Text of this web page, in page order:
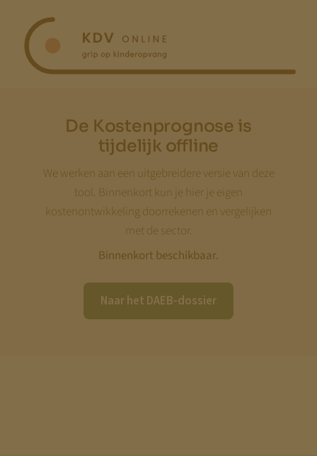
inhoud
De Kostenprognose is
tijdelijk offline
We werken aan een uitgebreidere versie van deze
tool. Binnenkort kun je hier je eigen
kostenontwikkeling doorrekenen en vergelijken
met de sector.
Binnenkort beschikbaar.
Naar het DAEB-dossier